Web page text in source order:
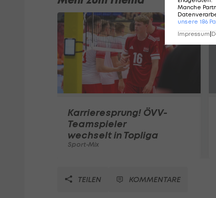
Karrieresprung! ÖVV-
Teamspieler
wechselt in Topliga
Sport-Mix
TEILEN KOMMENTARE
Manche
unsere 186
Impressum|